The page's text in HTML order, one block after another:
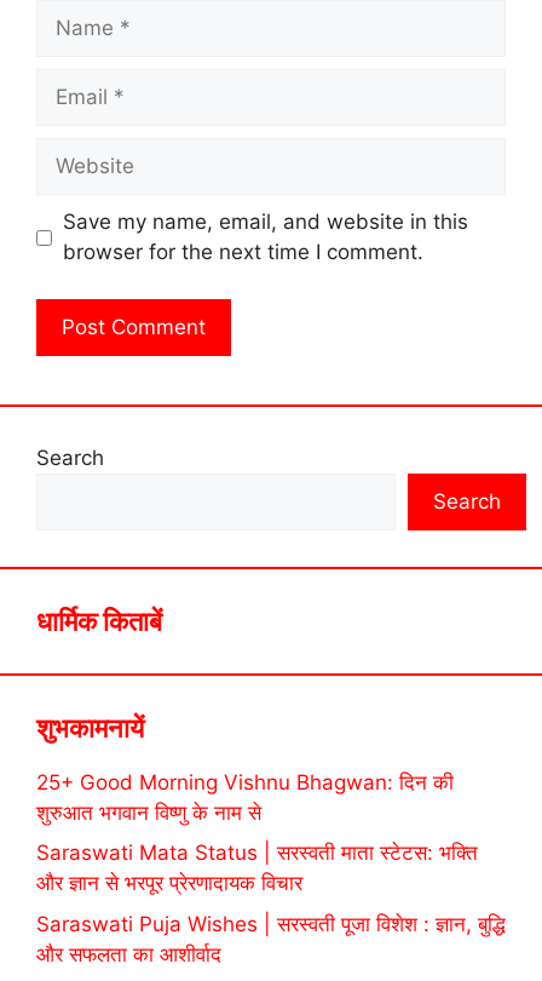
Name
Email
Website
Save my name, email, and website in this
browser for the next time I comment.
Search
Search
धार्मिक किताबें
शुभकामनायें
25+ Good Morning Vishnu Bhagwan: दिन की
शुरुआत भगवान विष्णु के नाम से
Saraswati Mata Status | सरस्वती माता स्टेटस: भक्ति
और ज्ञान से भरपूर प्रेरणादायक विचार
Saraswati Puja Wishes | सरस्वती पूजा विशेश : ज्ञान, बुद्धि
और सफलता का आशीर्वाद